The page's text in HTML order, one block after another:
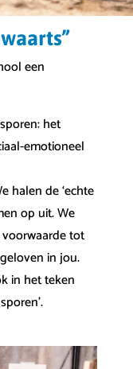
een
het
emotioneel
halen de ‘echte
op uit. We
tot
in jou.
in het teken